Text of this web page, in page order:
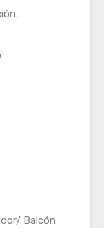
Balcón